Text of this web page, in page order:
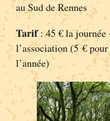
au Sud de Rennes
Tarif: 45 € la journée
l’association (5 €
l’année)